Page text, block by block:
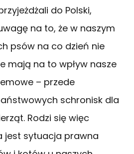
do Polski,
na to, że w naszym
psów na co dzień nie
mają na to wpływ nasze
– przede
schronisk dla
Rodzi się więc
jest sytuacja prawna